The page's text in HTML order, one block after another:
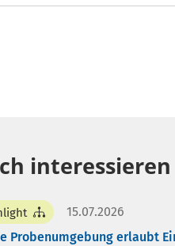
interessieren
15.07.2026
Probenumgebung erlaubt